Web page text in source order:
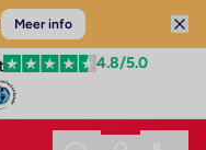
Meer info
4.8/5.0